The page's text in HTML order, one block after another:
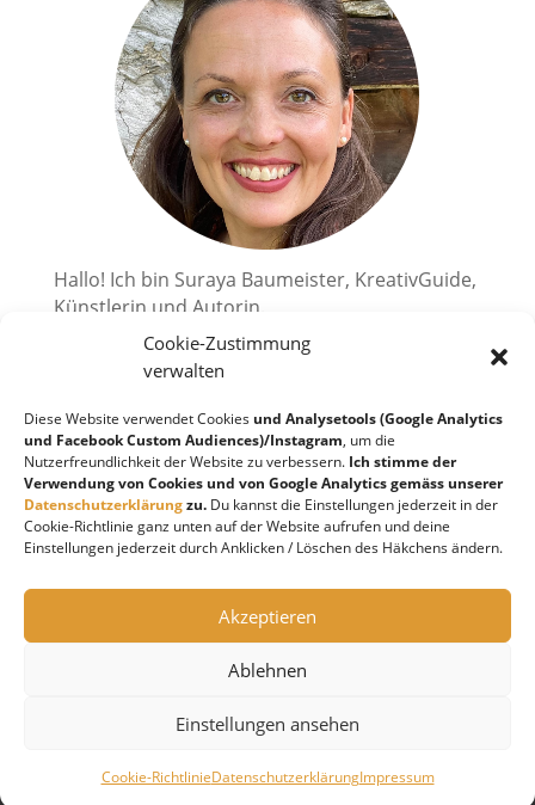
Cookie-Zustimmung
verwalten
Diese Website verwendet Cookies und Analysetools (Google Analytics
und Facebook Custom Audiences)/Instagram, um die
Nutzerfreundlichkeit der Website zu verbessern. Ich stimme der
Verwendung von Cookies und von Google Analytics gemäss unserer
Datenschutzerklärungzu. Du kannst die Einstellungen jederzeit in der
Cookie-Richtlinie ganz unten auf der Website aufrufen und deine
Einstellungen jederzeit durch Anklicken / Löschen des Häkchens ändern.
Akzeptieren
Ablehnen
Einstellungen ansehen
Cookie-RichtlinieDatenschutzerklärungImpressum
Hallo! Ich bin Suraya Baumeister, KreativGuide,
Künstlerin und Autorin.
Ich zeige dir, wie du deine kreativen
Superkräfte aktivieren kannst.
2010 habe ich mir einen großen Traum erfüllt
und bin in die Schweiz, an den wunderschönen
Lago Maggiore, ausgewandert. Ich liebe es
Kreatives zu schöpfen!
Instagram
FOLGE MIR BEI INSTAGRAM